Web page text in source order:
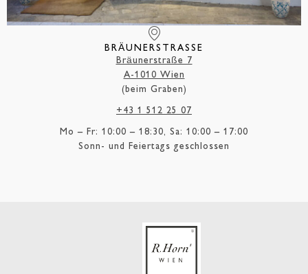
BRÄUNERSTRASSE
Bräunerstraße 7
A-1010 Wien
(beim Graben)
+43 1 512 25 07
Mo – Fr: 10:00 – 18:30, Sa: 10:00 – 17:00
Sonn- und Feiertags geschlossen